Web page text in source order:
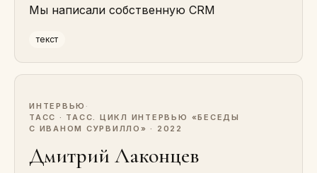
Мы написали собственную CRM
текст
ИНТЕРВЬЮ ·
ТАСС · ТАСС. ЦИКЛ ИНТЕРВЬЮ «БЕСЕДЫ
С ИВАНОМ СУРВИЛЛО» · 2022
Дмитрий Лаконцев